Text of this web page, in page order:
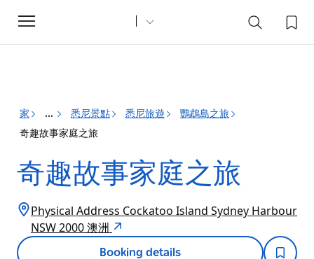
Toggle
navigation
家 ... 悉尼景點 悉尼旅遊
鸚鵡島之旅
奇趣故事家庭之旅
奇趣故事家庭之旅
Physical Address Cockatoo Island Sydney Harbour
NSW 2000 澳洲
Booking details